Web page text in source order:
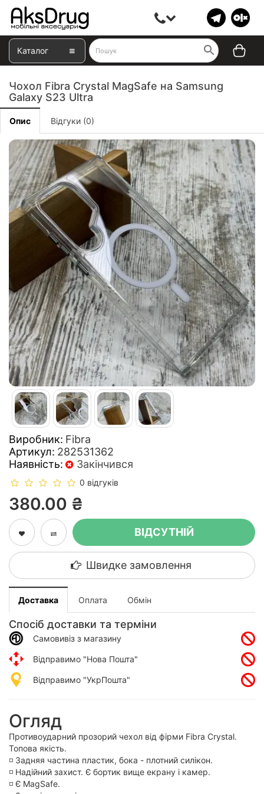
Каталог
Чохол Fibra Crystal MagSafe на Samsung
Galaxy S23 Ultra
Опис Відгуки (0)
Виробник: Fibra
Артикул: 282531362
Наявність:
Закінчився
0 відгуків
380.00 ₴
ВІДСУТНІЙ
Швидке замовлення
Доставка Оплата Обмін
Спосіб доставки та терміни
Самовивіз з магазину
Відправимо "Нова Пошта"
Відправимо "УкрПошта"
Огляд
Противоударний прозорий чехол від фірми Fibra Crystal.
Топова якість.
◽️ Задняя частина пластик, бока - плотний силікон.
◽️ Надійний захист. Є бортик вище екрану і камер.
◽️ Є MagSafe.